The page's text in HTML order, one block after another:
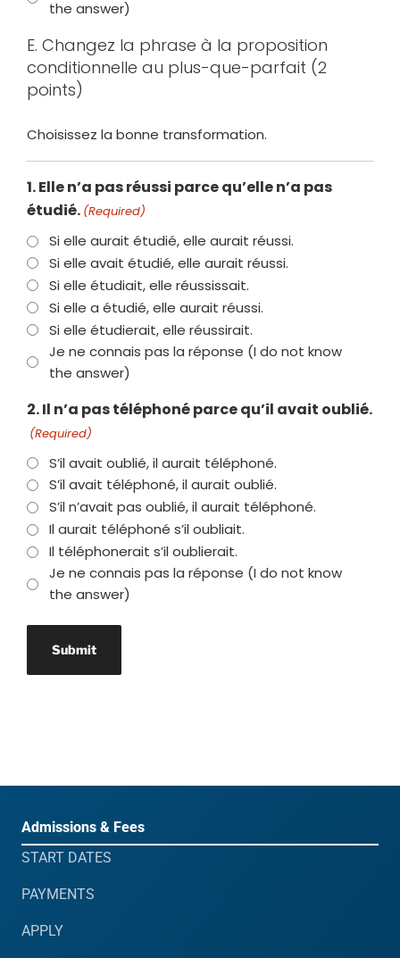
the answer)
E. Changez la phrase à la proposition
conditionnelle au plus-que-parfait (2
points)
Choisissez la bonne transformation.
1. Elle n’a pas réussi parce qu’elle n’a pas
étudié. (Required)
Si elle aurait étudié, elle aurait réussi.
Si elle avait étudié, elle aurait réussi.
Si elle étudiait, elle réussissait.
Si elle a étudié, elle aurait réussi.
Si elle étudierait, elle réussirait.
Je ne connais pas la réponse (I do not know
the answer)
2. Il n’a pas téléphoné parce qu’il avait oublié.
(Required)
S’il avait oublié, il aurait téléphoné.
S’il avait téléphoné, il aurait oublié.
S’il n’avait pas oublié, il aurait téléphoné.
Il aurait téléphoné s’il oubliait.
Il téléphonerait s’il oublierait.
Je ne connais pas la réponse (I do not know
the answer)
Admissions & Fees
START DATES
PAYMENTS
APPLY